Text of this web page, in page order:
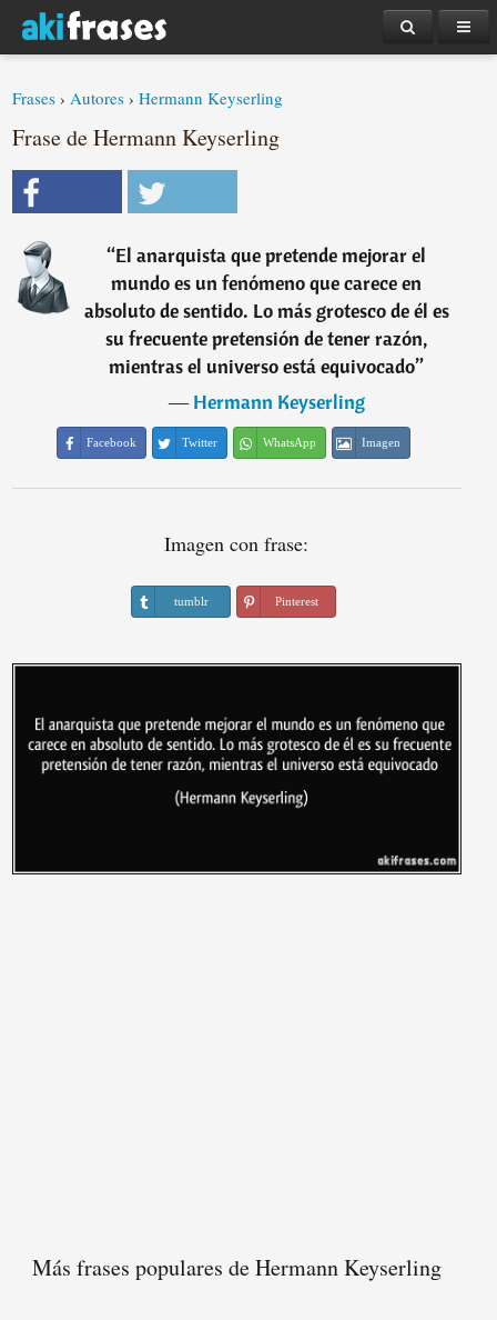
Frases ›Autores ›Hermann Keyserling
Frase de Hermann Keyserling
“El anarquista que pretende mejorar el
mundo es un fenómeno que carece en
absoluto de sentido. Lo más grotesco de él es
su frecuente pretensión de tener razón,
mientras el universo está equivocado”
―Hermann Keyserling
Facebook Twitter WhatsApp Imagen
Imagen con frase:
tumblr Pinterest
Más frases populares de Hermann Keyserling